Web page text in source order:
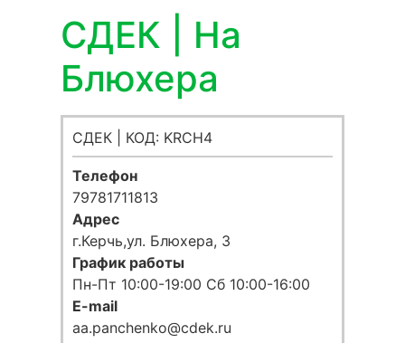
СДЕК | На
Блюхера
СДЕК | КОД: KRCH4
Телефон
79781711813
Адрес
г.Керчь,ул. Блюхера, 3
График работы
Пн-Пт 10:00-19:00 Сб 10:00-16:00
E-mail
aa.panchenko@cdek.ru